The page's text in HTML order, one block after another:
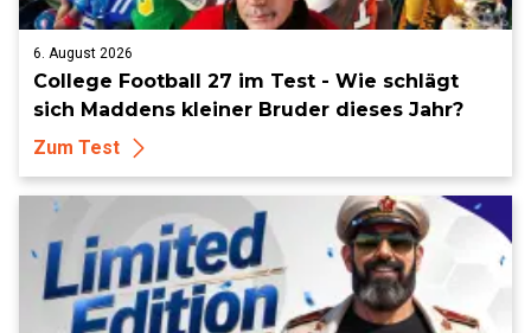
6. August 2026
College Football 27 im Test - Wie schlägt
sich Maddens kleiner Bruder dieses Jahr?
Zum Test